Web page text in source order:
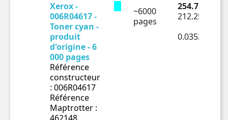
Xerox -
006R04617 -
Toner cyan -
produit
d'origine - 6
000 pages
Référence
constructeur
: 006R04617
Référence
Maptrotter :
~6000
pages
254.7 € TTC
212.25 € HT
0.03538€